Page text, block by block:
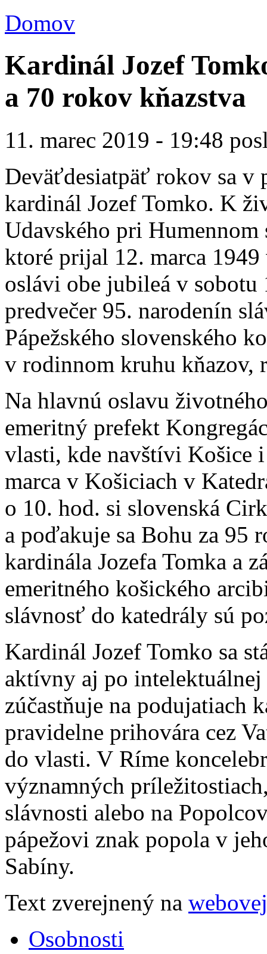
Domov
Kardinál Jozef
a 70 rokov kňazstva
11. marec 2019 - 19:48
Deväťdesiatpäť rokov sa v
kardinál Jozef Tomko. K
Udavského pri
ktoré prijal 12. marca
oslávi obe jubileá v
predvečer 95. narodenín
Pápežského slovenského
v rodinnom kruhu kňazov,
Na hlavnú oslavu
emeritný prefekt
vlasti, kde navštívi Košice
marca v Košiciach v
o 10. hod. si slovenská
a poďakuje sa Bohu za 95
kardinála Jozefa Tomka a
emeritného košického
slávnosť do katedrály sú
Kardinál Jozef Tomko sa
aktívny aj po intelektuálnej
zúčastňuje na podujatiach
pravidelne prihovára cez
do vlasti. V Ríme
významných
slávnosti alebo na
pápežovi znak popola v
Sabíny.
Text zverejnený na
Osobnosti